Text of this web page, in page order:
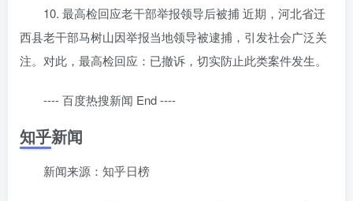
10. 最高检回应老干部举报领导后被捕 近期，河北省迁
西县老干部马树山因举报当地领导被逮捕，引发社会广泛关
注。对此，最高检回应：已撤诉，切实防止此类案件发生。
---- 百度热搜新闻 End ----
知乎新闻
新闻来源：知乎日榜